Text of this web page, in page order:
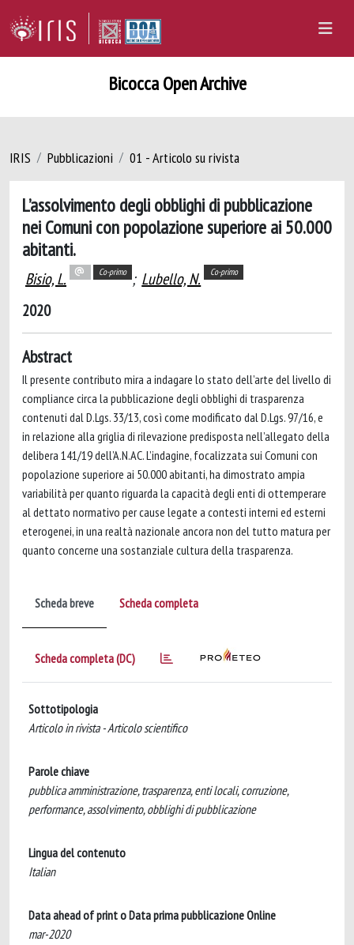
Bicocca Open Archive
IRIS Pubblicazioni 01 - Articolo su rivista
L’assolvimento degli obblighi di pubblicazione
nei Comuni con popolazione superiore ai 50.000
abitanti.
Bisio, L. Co-primo ; Lubello, N. Co-primo
2020
Abstract
Il presente contributo mira a indagare lo stato dell’arte del livello di
compliance circa la pubblicazione degli obblighi di trasparenza
contenuti dal D.Lgs. 33/13, così come modificato dal D.Lgs. 97/16, e
in relazione alla griglia di rilevazione predisposta nell’allegato della
delibera 141/19 dell’A.N.AC. L’indagine, focalizzata sui Comuni con
popolazione superiore ai 50.000 abitanti, ha dimostrato ampia
variabilità per quanto riguarda la capacità degli enti di ottemperare
al dettato normativo per cause legate a contesti interni ed esterni
eterogenei, in una realtà nazionale ancora non del tutto matura per
quanto concerne una sostanziale cultura della trasparenza.
Scheda breve Scheda completa
Scheda completa (DC)
Sottotipologia
Articolo in rivista - Articolo scientifico
Parole chiave
pubblica amministrazione, trasparenza, enti locali, corruzione,
performance, assolvimento, obblighi di pubblicazione
Lingua del contenuto
Italian
Data ahead of print o Data prima pubblicazione Online
mar-2020